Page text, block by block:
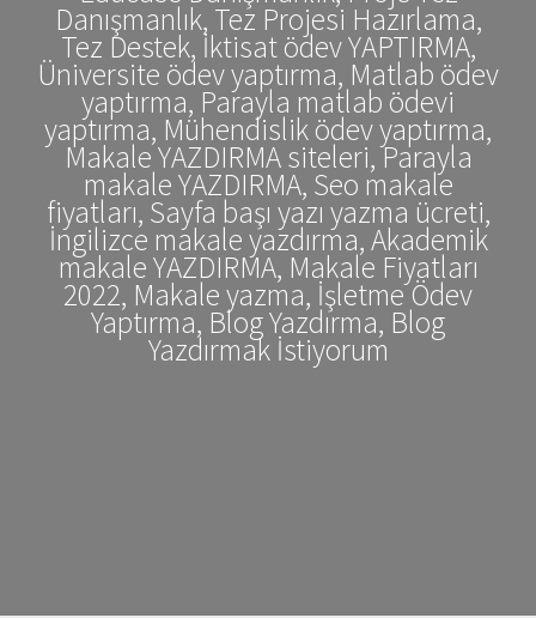
Danışmanlık, Tez Projesi Hazırlama,
Tez Destek, İktisat ödev YAPTIRMA,
Üniversite ödev yaptırma, Matlab ödev
yaptırma, Parayla matlab ödevi
yaptırma, Mühendislik ödev yaptırma,
Makale YAZDIRMA siteleri, Parayla
makale YAZDIRMA, Seo makale
fiyatları, Sayfa başı yazı yazma ücreti,
İngilizce makale yazdırma, Akademik
makale YAZDIRMA, Makale Fiyatları
2022, Makale yazma, İşletme Ödev
Yaptırma, Blog Yazdırma, Blog
Yazdırmak İstiyorum